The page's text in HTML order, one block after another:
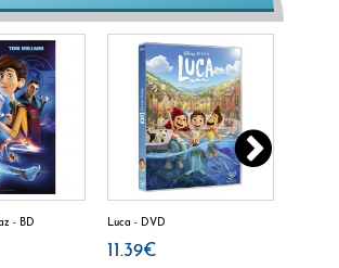
- BD Luca - DVD
11.39€